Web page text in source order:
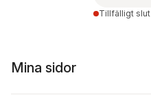
Tillfälligt slut
Mina sidor